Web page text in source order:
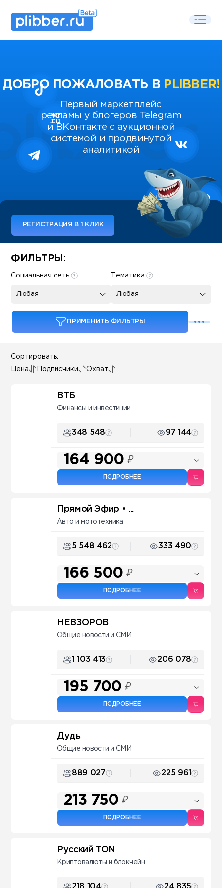
ДОБРО ПОЖАЛОВАТЬ В PLIBBER!
Первый маркетплейс
рекламы у блогеров Telegram
и ВКонтакте с аукционной
системой и продвинутой
аналитикой
РЕГИСТРАЦИЯ В 1 КЛИК
Some SEO Title
ФИЛЬТРЫ:
Тематика:
Любая
Социальная сеть:
Любая
ПРИМЕНИТЬ ФИЛЬТРЫ
Сортировать:
Цена Подписчики Охват
ВТБ
Финансы и инвестиции
348 548 97 144
164 900 ₽
ПОДРОБНЕЕ
Прямой Эфир • ...
Авто и мототехника
5 548 462 333 490
166 500 ₽
ПОДРОБНЕЕ
НЕВЗОРОВ
Общие новости и СМИ
1 103 413 206 078
195 700 ₽
ПОДРОБНЕЕ
Дудь
Общие новости и СМИ
889 027 225 961
213 750 ₽
ПОДРОБНЕЕ
Русский TON
Криптовалюты и блокчейн
218 104 24 835